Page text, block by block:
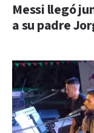
Messi llegó
a su padre